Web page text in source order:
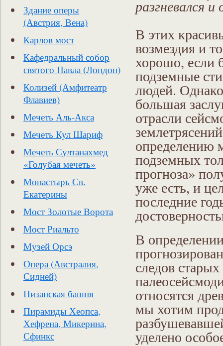
Здание оперы
(Австрия, Вена)
Карлов мост
Кафедральный собор
святого Павла (Лондон)
Колизей (Амфитеатр
Флавиев)
Мечеть Аль-Акса
Мечеть Кул Шариф
Мечеть Султанахмед
«Голубая мечеть»
Монастырь Св.
Екатерины
Мост Золотые Ворота
Мост Риальто
Музей Орсэ
Опера (Австралия,
Сидней)
Пизанская башня
Пирамиды Хеопса,
Хефрена, Микерина,
Сфинкс
разгневался
В этих
возмездия и
хорошо, если
подземные
людей.
большая
отрасли
определению
подземных
прогноза»
уже есть, и
последние
В
следов
относятся
мы хотим
уделено